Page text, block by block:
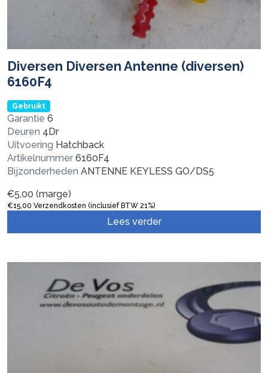
Diversen Diversen Antenne (diversen)
6160F4
Gebruikt
Garantie 6
Deuren 4Dr
Uitvoering Hatchback
Artikelnummer 6160F4
Bijzonderheden ANTENNE KEYLESS GO/DS5
€5,00 (marge)
€15,00 Verzendkosten (inclusief BTW 21%)
Lees verder